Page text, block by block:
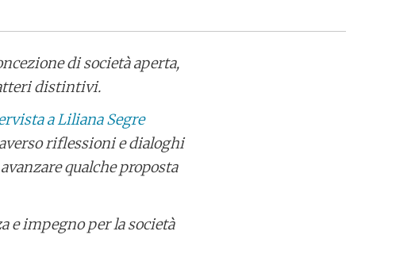
di società aperta,
distintivi.
a Liliana Segre
riflessioni e dialoghi
qualche proposta
e impegno per la società